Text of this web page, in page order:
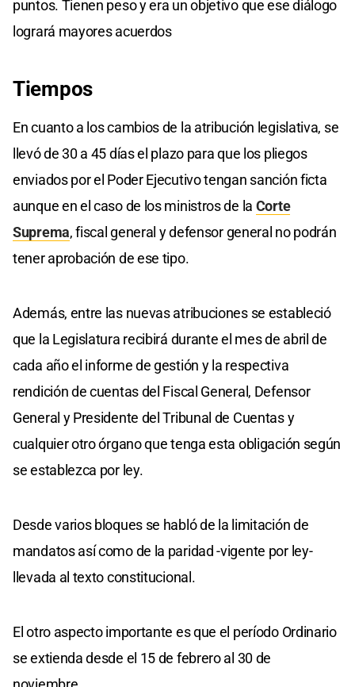
puntos. Tienen peso y era un objetivo que ese diálogo
logrará mayores acuerdos
Tiempos
En cuanto a los cambios de la atribución legislativa, se
llevó de 30 a 45 días el plazo para que los pliegos
enviados por el Poder Ejecutivo tengan sanción ficta
aunque en el caso de los ministros de la Corte
Suprema, fiscal general y defensor general no podrán
tener aprobación de ese tipo.
Además, entre las nuevas atribuciones se estableció
que la Legislatura recibirá durante el mes de abril de
cada año el informe de gestión y la respectiva
rendición de cuentas del Fiscal General, Defensor
General y Presidente del Tribunal de Cuentas y
cualquier otro órgano que tenga esta obligación según
se establezca por ley.
Desde varios bloques se habló de la limitación de
mandatos así como de la paridad -vigente por ley-
llevada al texto constitucional.
El otro aspecto importante es que el período Ordinario
se extienda desde el 15 de febrero al 30 de